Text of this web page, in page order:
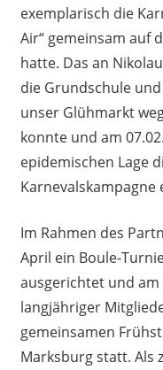
exemplarisch die
Air“ gemeinsam auf
hatte. Das an
die Grundschule
unser Glühmarkt
konnte und am
epidemischen Lage
Karnevalskampagne
Im Rahmen des
April ein Boule-
ausgerichtet und am
langjähriger
gemeinsamen
Marksburg statt. Als